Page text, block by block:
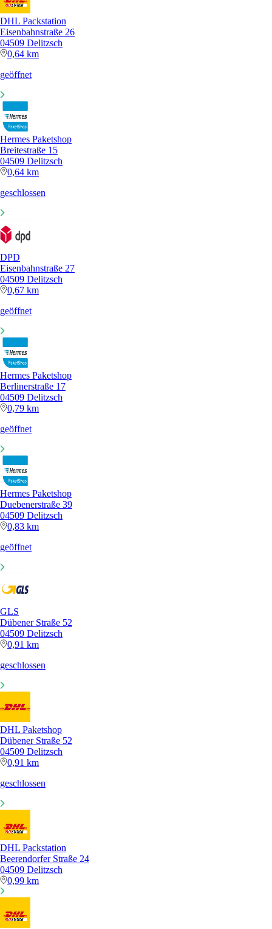
DHL Packstation
Eisenbahnstraße 26
04509 Delitzsch
0,64 km
geöffnet
Hermes Paketshop
Breitestraße 15
04509 Delitzsch
0,64 km
geschlossen
DPD
Eisenbahnstraße 27
04509 Delitzsch
0,67 km
geöffnet
Hermes Paketshop
Berlinerstraße 17
04509 Delitzsch
0,79 km
geöffnet
Hermes Paketshop
Duebenerstraße 39
04509 Delitzsch
0,83 km
geöffnet
GLS
Dübener Straße 52
04509 Delitzsch
0,91 km
geschlossen
DHL Paketshop
Dübener Straße 52
04509 Delitzsch
0,91 km
geschlossen
DHL Packstation
Beerendorfer Straße 24
04509 Delitzsch
0,99 km